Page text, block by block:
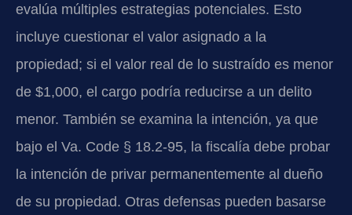
evalúa múltiples estrategias potenciales. Esto
incluye cuestionar el valor asignado a la
propiedad; si el valor real de lo sustraído es menor
de $1,000, el cargo podría reducirse a un delito
menor. También se examina la intención, ya que
bajo el Va. Code § 18.2-95, la fiscalía debe probar
la intención de privar permanentemente al dueño
de su propiedad. Otras defensas pueden basarse